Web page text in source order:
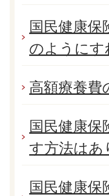
国民健康保
のように
高額療養費
国民健康保
す方法はあ
国民健康保